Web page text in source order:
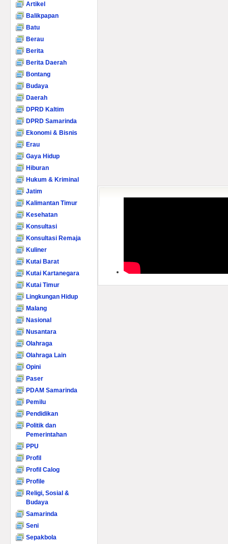
Artikel
Balikpapan
Batu
Berau
Berita
Berita Daerah
Bontang
Budaya
Daerah
DPRD Kaltim
DPRD Samarinda
Ekonomi & Bisnis
Erau
Gaya Hidup
Hiburan
Hukum & Kriminal
Jatim
Kalimantan Timur
Kesehatan
Konsultasi
Konsultasi Remaja
Kuliner
Kutai Barat
Kutai Kartanegara
Kutai Timur
Lingkungan Hidup
Malang
Nasional
Nusantara
Olahraga
Olahraga Lain
Opini
Paser
PDAM Samarinda
Pemilu
Pendidikan
Politik dan
Pemerintahan
PPU
Profil
Profil Calog
Profile
Religi, Sosial &
Budaya
Samarinda
Seni
Sepakbola